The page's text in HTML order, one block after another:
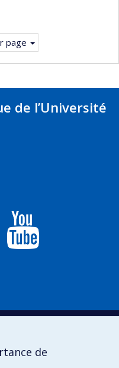
page
de l’Université
de